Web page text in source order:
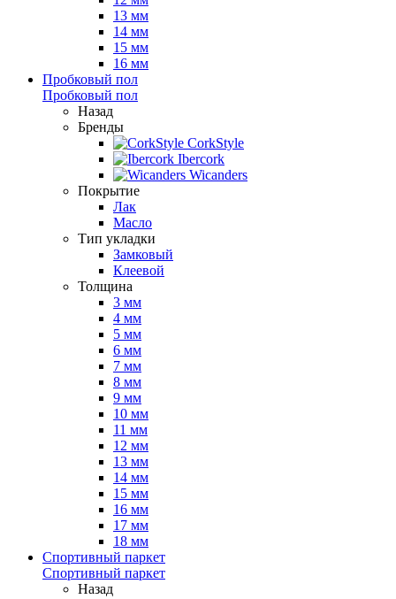
13 мм
14 мм
15 мм
16 мм
Пробковый пол
Пробковый пол
Назад
Бренды
CorkStyle
Ibercork
Wicanders
Покрытие
Лак
Масло
Тип укладки
Замковый
Клеевой
Толщина
3 мм
4 мм
5 мм
6 мм
7 мм
8 мм
9 мм
10 мм
11 мм
12 мм
13 мм
14 мм
15 мм
16 мм
17 мм
18 мм
Спортивный паркет
Спортивный паркет
Назад